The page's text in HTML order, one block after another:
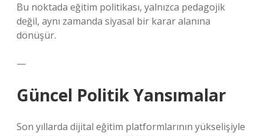
Bu noktada eğitim politikası, yalnızca pedagojik
değil, aynı zamanda siyasal bir karar alanına
dönüşür.
—
Güncel Politik Yansımalar
Son yıllarda dijital eğitim platformlarının yükselişiyle